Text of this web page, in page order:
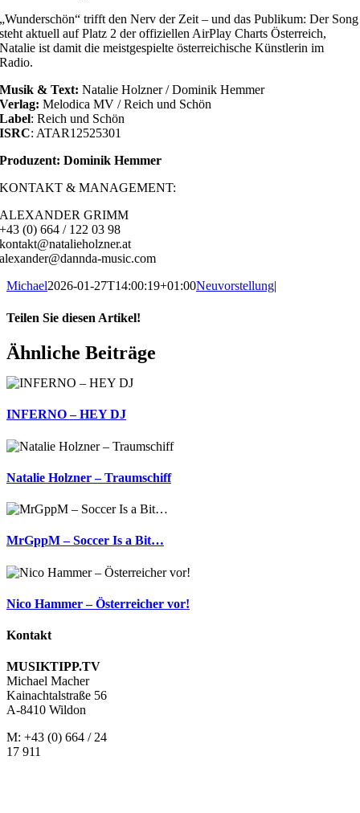
„Wunderschön“ trifft den Nerv der Zeit – und das Publikum: Der Song
steht aktuell auf Platz 2 der offiziellen AirPlay Charts Österreich,
Natalie ist damit die meistgespielte österreichische Künstlerin im
Radio.
Musik & Text: Natalie Holzner / Dominik Hemmer
Verlag: Melodica MV / Reich und Schön
Label: Reich und Schön
ISRC: ATAR12525301
Produzent: Dominik Hemmer
KONTAKT & MANAGEMENT:
ALEXANDER GRIMM
+43 (0) 664 / 122 03 98
kontakt@natalieholzner.at
alexander@dannda-music.com
Michael2026-01-27T14:00:19+01:00Neuvorstellung|
Teilen Sie diesen Artikel!
Facebook
X
Reddit
LinkedIn
WhatsApp
Telegram
Tumblr
Pinterest
Vk
Xing
E-
Mail
Ähnliche Beiträge
INFERNO – HEY DJ
Natalie Holzner – Traumschiff
MrGppM – Soccer Is a Bit…
Nico Hammer – Österreicher vor!
Kontakt
MUSIKTIPP.TV
Michael Macher
Kainachtalstraße 56
A-8410 Wildon
M: +43 (0) 664 / 24
17 911